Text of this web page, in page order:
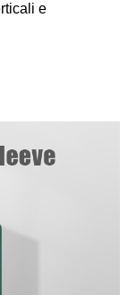
e